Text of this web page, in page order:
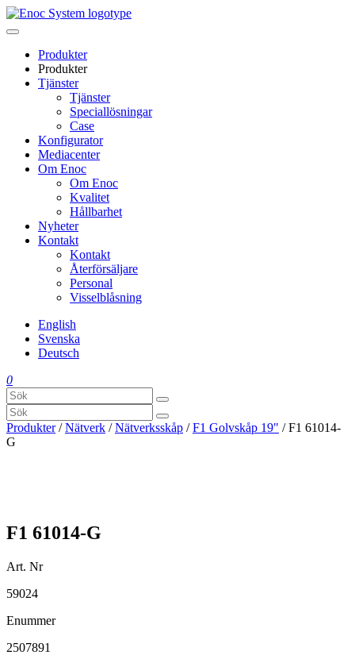
Skip
to
Produkter
Produkter
Tjänster
Tjänster
Speciallösningar
Case
Konfigurator
Mediacenter
Om Enoc
Om Enoc
Kvalitet
Hållbarhet
Nyheter
Kontakt
Kontakt
Återförsäljare
Personal
Visselblåsning
English
Svenska
Deutsch
0
Produkter/Nätverk /Nätverksskåp /F1 Golvskåp 19" / F1 61014-
G
F1 61014-G
Art. Nr
59024
Enummer
2507891